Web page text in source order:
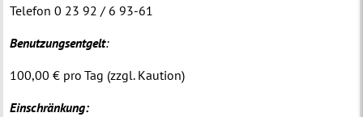
Telefon 0 23 92 / 6 93-61
Benutzungsentgelt:
100,00 € pro Tag (zzgl. Kaution)
Einschränkung: